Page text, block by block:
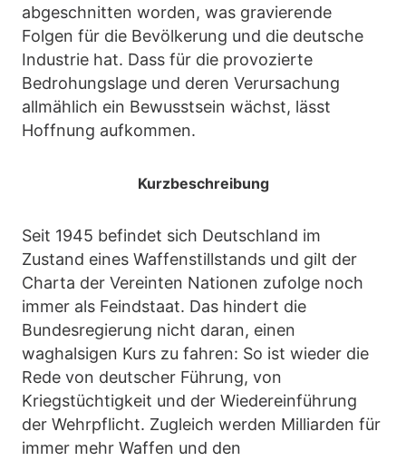
abgeschnitten worden, was gravierende
Folgen für die Bevölkerung und die deutsche
Industrie hat. Dass für die provozierte
Bedrohungslage und deren Verursachung
allmählich ein Bewusstsein wächst, lässt
Hoffnung aufkommen.
Kurzbeschreibung
Seit 1945 befindet sich Deutschland im
Zustand eines Waffenstillstands und gilt der
Charta der Vereinten Nationen zufolge noch
immer als Feindstaat. Das hindert die
Bundesregierung nicht daran, einen
waghalsigen Kurs zu fahren: So ist wieder die
Rede von deutscher Führung, von
Kriegstüchtigkeit und der Wiedereinführung
der Wehrpflicht. Zugleich werden Milliarden für
immer mehr Waffen und den